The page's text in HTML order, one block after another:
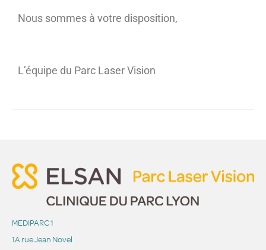
Nous sommes à votre disposition,
L’équipe du Parc Laser Vision
MEDIPARC 1
1A rue Jean Novel